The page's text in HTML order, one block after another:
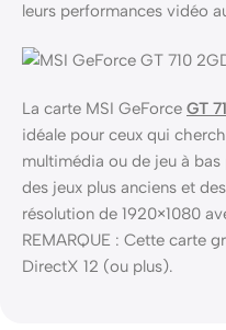
leurs performances vidéo
La carte MSI GeForce GT
idéale pour ceux qui
multimédia ou de jeu à
des jeux plus anciens et
résolution de 1920×1080
REMARQUE : Cette carte
DirectX 12 (ou plus).